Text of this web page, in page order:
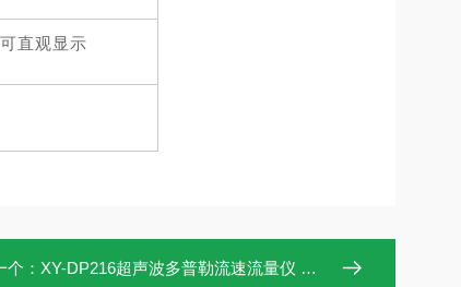
直观显⽰
个： XY-DP216超声波多普勒流速流量仪 河道测量